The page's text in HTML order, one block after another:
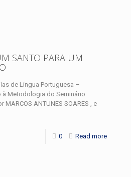
SANTO PARA UM
de Língua Portuguesa –
à Metodologia do Seminário
ANTUNES SOARES , e
0 Read more